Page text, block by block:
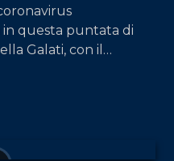
in questa puntata di
Galati, con il
interessante